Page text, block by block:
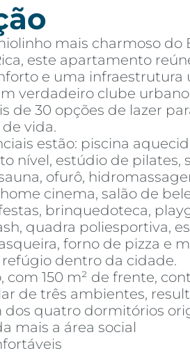
mais charmoso do
este apartamento
e uma infraestrutura
verdadeiro clube
de 30 opções de lazer
vida.
estão: piscina
nível, estúdio de pilates,
ofurô,
cinema, salão de
brinquedoteca,
quadra poliesportiva,
forno de pizza e
dentro da cidade.
150 m² de frente,
de três ambientes,
dos quatro dormitórios
mais a área social